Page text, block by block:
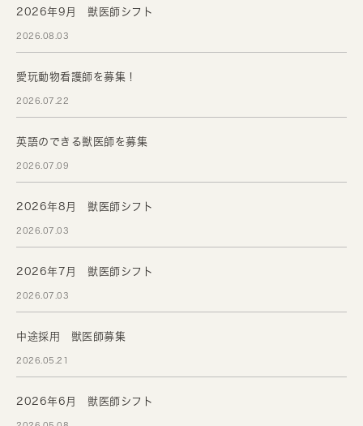
2026年9月 獣医師シフト
2026.08.03
愛玩動物看護師を募集！
2026.07.22
英語のできる獣医師を募集
2026.07.09
2026年8月 獣医師シフト
2026.07.03
2026年7月 獣医師シフト
2026.07.03
中途採用 獣医師募集
2026.05.21
2026年6月 獣医師シフト